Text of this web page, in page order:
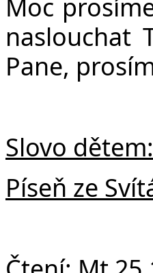
Moc
naslouchat
Pane,
Slovo dětem:
Píseň ze